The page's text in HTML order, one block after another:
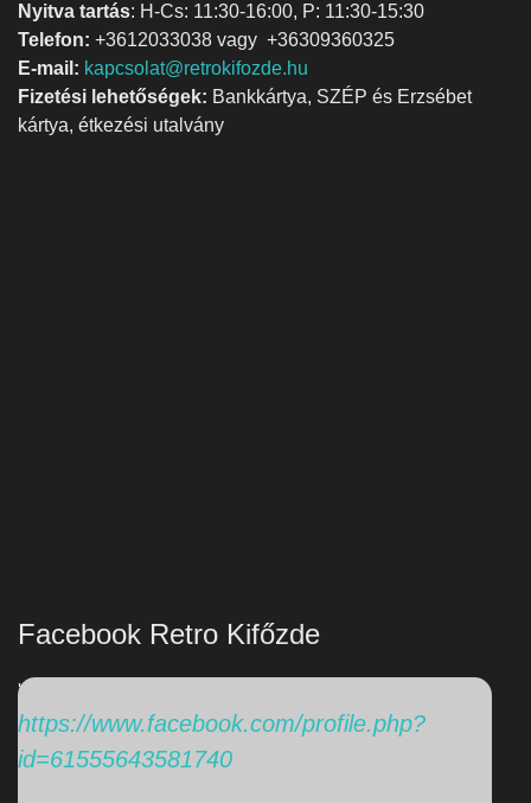
Nyitva tartás: H-Cs: 11:30-16:00, P: 11:30-15:30
Telefon: +3612033038 vagy +36309360325
E-mail: kapcsolat@retrokifozde.hu
Fizetési lehetőségek: Bankkártya, SZÉP és Erzsébet
kártya, étkezési utalvány
Facebook Retro Kifőzde
'
https://www.facebook.com/profile.php?
id=61555643581740